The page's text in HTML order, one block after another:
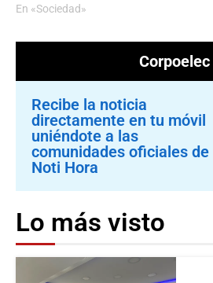
En «Sociedad»
Corpoelec
Recibe la noticia
directamente en tu móvil
uniéndote a las
comunidades oficiales de
Noti Hora
Lo más visto